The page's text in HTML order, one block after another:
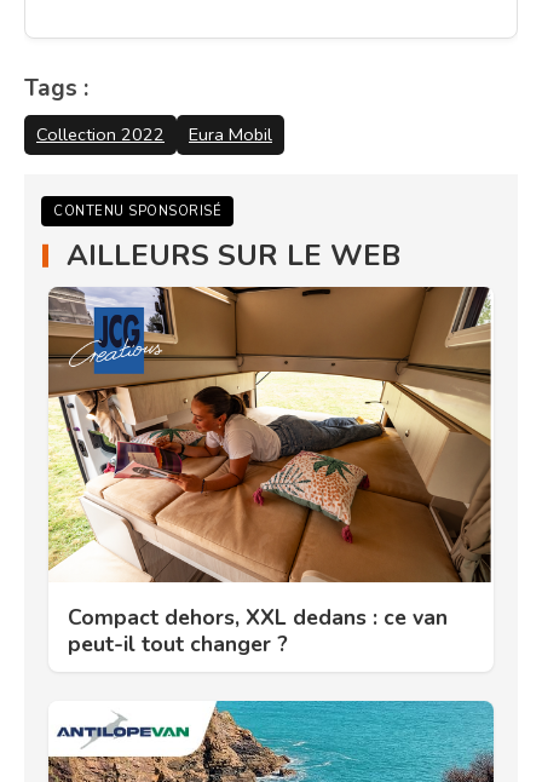
Tags :
Collection 2022 Eura Mobil
CONTENU SPONSORISÉ
AILLEURS SUR LE WEB
Compact dehors, XXL dedans : ce van
peut-il tout changer ?